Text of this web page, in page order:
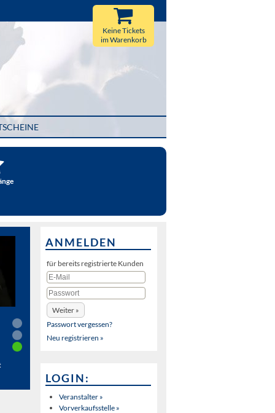
Keine Tickets
im Warenkorb
ANMELDEN
für bereits registrierte Kunden
Passwort vergessen?
Neu registrieren »
LOGIN:
Veranstalter »
Vorverkaufsstelle »